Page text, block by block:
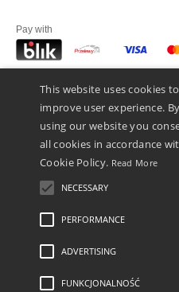
Pay with
We ship with
Legal Mentions-polityka prywatności
Wszelkie
This website uses cookies to
improve user experience. By
using our website you
all cookies in accordance
Cookie Policy. Read More
NECESSARY
PERFORMANCE
ADVERTISING
FUNKCJONALNOŚĆ